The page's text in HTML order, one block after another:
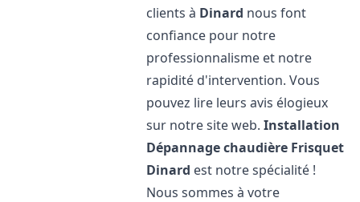
clients à Dinard nous font
confiance pour notre
professionnalisme et notre
rapidité d'intervention. Vous
pouvez lire leurs avis élogieux
sur notre site web.Installation
Dépannage chaudière Frisquet
Dinard est notre spécialité !
Nous sommes à votre